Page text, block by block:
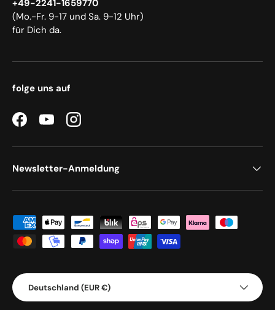
+49-2241-1659770
(Mo.-Fr. 9-17 und Sa. 9-12 Uhr)
für Dich da.
folge uns auf
FacebookYouTubeInstagram
Newsletter-Anmeldung
Zahlungsmethoden
Land/Region
Deutschland (EUR €)